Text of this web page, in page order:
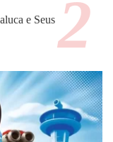
e Seus